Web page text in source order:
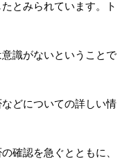
とみられています。ト
識がないということで
どについての詳しい情
確認を急ぐとともに、